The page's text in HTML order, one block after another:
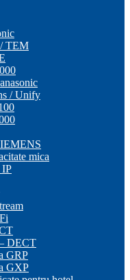
TEM
/ Unify
mica
IP
DECT
GRP
GXP